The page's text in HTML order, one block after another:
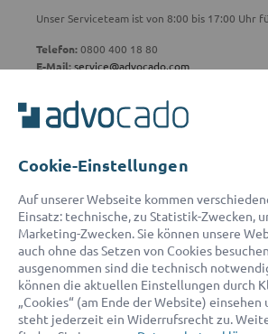
Unser Serviceteam ist von 8:00 bis 17:00 Uhr
Telefon:0800 400 18 80
E-Mail:service@advocado.com
© 2026 advocado - einfach online den
Auszeichnungen:
Cookie-Einstellungen
Auf unserer Webseite kommen
Einsatz: technische, zu Statistik-Zwecken,
Marketing-Zwecken. Sie können unsere
auch ohne das Setzen von Cookies
ausgenommen sind die technisch
können die aktuellen Einstellungen durch
„Cookies“ (am Ende der Website) einsehen
steht jederzeit ein Widerrufsrecht zu.